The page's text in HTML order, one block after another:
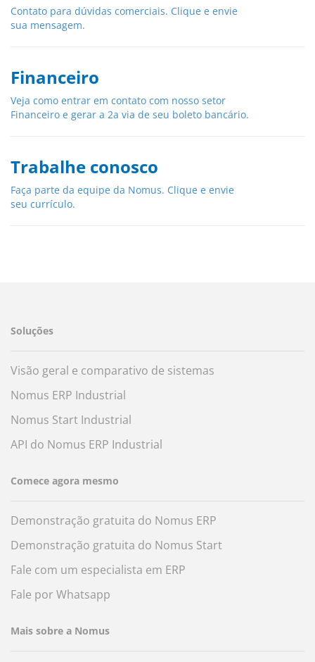
Contato para dúvidas comerciais. Clique e envie
sua mensagem.
Financeiro
Veja como entrar em contato com nosso setor
Financeiro e gerar a 2a via de seu boleto bancário.
Trabalhe conosco
Faça parte da equipe da Nomus. Clique e envie
seu currículo.
Soluções
Visão geral e comparativo de sistemas
Nomus ERP Industrial
Nomus Start Industrial
API do Nomus ERP Industrial
Comece agora mesmo
Demonstração gratuita do Nomus ERP
Demonstração gratuita do Nomus Start
Fale com um especialista em ERP
Fale por Whatsapp
Mais sobre a Nomus